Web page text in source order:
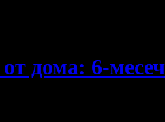
дома: 6-